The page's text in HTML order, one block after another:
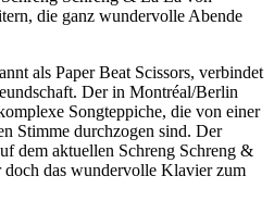
die ganz wundervolle Abende
als Paper Beat Scissors, verbindet
Der in Montréal/Berlin
Songteppiche, die von einer
Stimme durchzogen sind. Der
dem aktuellen Schreng Schreng &
das wundervolle Klavier zum